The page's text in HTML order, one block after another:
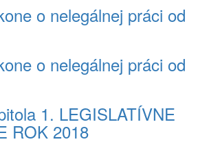
o nelegálnej práci od
o nelegálnej práci od
1. LEGISLATÍVNE
ROK 2018